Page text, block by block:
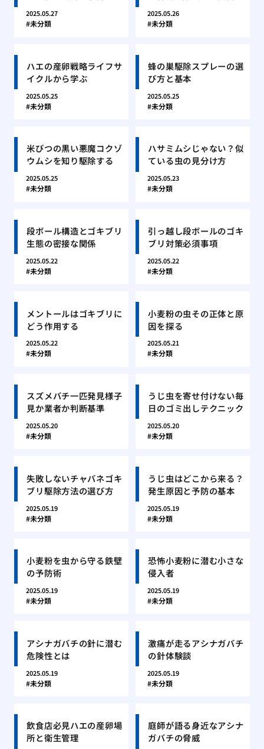
2025.05.27
未分類
2025.05.26
未分類
ハエの産卵戦略ライフサ
イクルから学ぶ
2025.05.25
未分類
蜂の巣駆除スプレーの選
び方と基本
2025.05.25
未分類
米びつの黒い悪魔コクゾ
ウムシを知り駆除する
2025.05.25
未分類
ハサミムシじゃない？似
ている虫の見分け方
2025.05.23
未分類
段ボール構造とゴキブリ
生態の密接な関係
2025.05.22
未分類
引っ越し段ボールのゴキ
ブリ対策必須事項
2025.05.22
未分類
メントールはゴキブリに
どう作用する
2025.05.22
未分類
小麦粉の虫その正体と原
因を探る
2025.05.21
未分類
スズメバチ一匹発見様子
見か業者か判断基準
2025.05.20
未分類
うじ虫を寄せ付けない毎
日のゴミ出しテクニック
2025.05.20
未分類
失敗しないチャバネゴキ
ブリ駆除方法の選び方
2025.05.19
未分類
うじ虫はどこから来る？
発生原因と予防の基本
2025.05.19
未分類
小麦粉を虫から守る鉄壁
の予防術
2025.05.19
未分類
恐怖小麦粉に潜む小さな
侵入者
2025.05.19
未分類
アシナガバチの針に潜む
危険性とは
2025.05.19
未分類
激痛が走るアシナガバチ
の針体験談
2025.05.19
未分類
飲食店必見ハエの産卵場
所と衛生管理
庭師が語る身近なアシナ
ガバチの脅威